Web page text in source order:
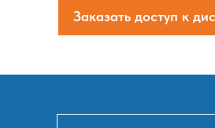
Заказать доступ к